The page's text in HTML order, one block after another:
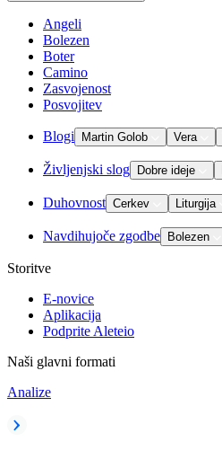
Angeli
Bolezen
Boter
Camino
Zasvojenost
Posvojitev
Blogi Martin Golob Vera
Življenjski slog Dobre ideje
Duhovnost Cerkev Liturgija
Navdihujoče zgodbe Bolezen
Storitve
E-novice
Aplikacija
Podprite Aleteio
Naši glavni formati
Analize